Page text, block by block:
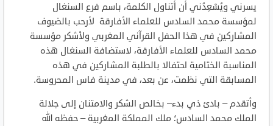
يسرني ويُسْعِدُني أن أتناول الكلمة، باسم فرع السنغال
لمؤسسة محمد السادس للعلماء الأفارقة لأرحب بالضيوف
المشاركين في هذا الحفل القرآني المغربي ولأشكر مؤسسة
محمد السادس للعلماء الأفارقة، لاستضافة السنغال هذه
المناسبة الختامية احتفالا بالطلبة المشاركين في هذه
المسابقة التي نظمت، عن بعد، في مدينة فاس المحروسة.
وأتقدم – بادئ ذي بدء– بخالص الشكر والامتنان إلى جلالة
الملك محمد السادس؛ ملك المملكة المغربية – حفظه الله